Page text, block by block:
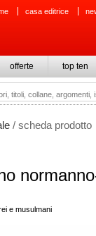
casa editrice
offerte top ten
/ scheda prodotto
e musulmani